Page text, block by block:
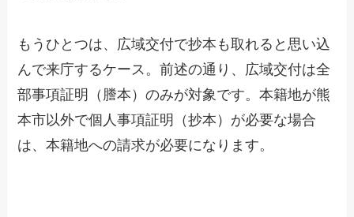
もうひとつは、広域交付で抄本も取れると思い込
んで来庁するケース。前述の通り、広域交付は全
部事項証明（謄本）のみが対象です。本籍地が熊
本市以外で個人事項証明（抄本）が必要な場合
は、本籍地への請求が必要になります。